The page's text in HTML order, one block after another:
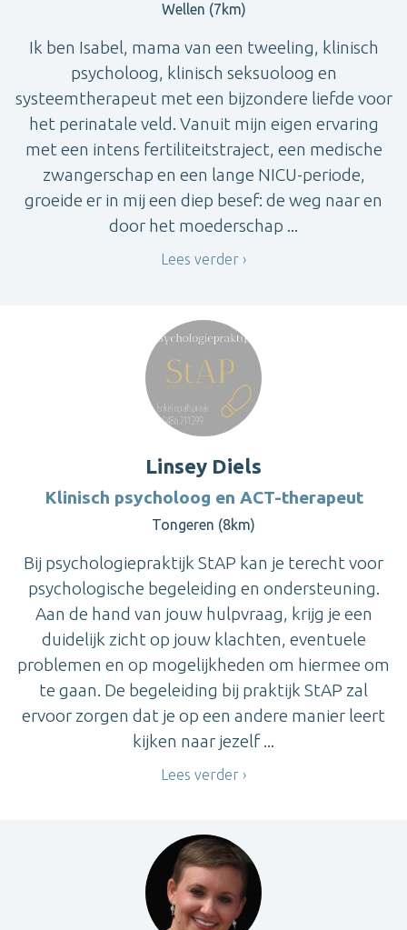
Wellen (7km)
Ik ben Isabel, mama van een tweeling, klinisch
psycholoog, klinisch seksuoloog en
systeemtherapeut met een bijzondere liefde voor
het perinatale veld. Vanuit mijn eigen ervaring
met een intens fertiliteitstraject, een medische
zwangerschap en een lange NICU-periode,
groeide er in mij een diep besef: de weg naar en
door het moederschap ...
Lees verder
Linsey Diels
Klinisch psycholoog en ACT-therapeut
Tongeren (8km)
Bij psychologiepraktijk StAP kan je terecht voor
psychologische begeleiding en ondersteuning.
Aan de hand van jouw hulpvraag, krijg je een
duidelijk zicht op jouw klachten, eventuele
problemen en op mogelijkheden om hiermee om
te gaan. De begeleiding bij praktijk StAP zal
ervoor zorgen dat je op een andere manier leert
kijken naar jezelf ...
Lees verder